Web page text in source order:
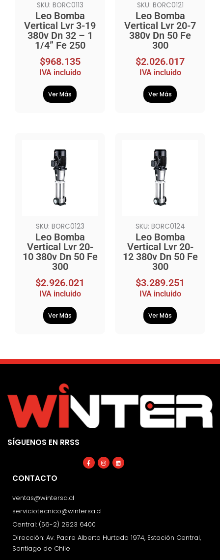
SKU: BORC0113
Leo Bomba
Vertical Lvr 3-19
380v Dn 32 – 1
1/4” Fe 250
$968.135
IVA incluido
Ver Más
SKU: BORC0121
Leo Bomba
Vertical Lvr 20-7
380v Dn 50 Fe
300
$2.026.017
IVA incluido
Ver Más
SKU: BORC0123
Leo Bomba
Vertical Lvr 20-
10 380v Dn 50 Fe
300
$2.926.021
IVA incluido
Ver Más
SKU: BORC0124
Leo Bomba
Vertical Lvr 20-
12 380v Dn 50 Fe
300
$3.289.251
IVA incluido
Ver Más
SÍGUENOS EN RRSS
Facebook-
f
Instagram
Linkedin
CONTACTO
ventas@wintersa.cl
serviciotecnico@wintersa.cl
Central: (56-2) 2923 6400
Dirección: Av. Padre Alberto Hurtado 1974, Estación Central,
Santiago de Chile